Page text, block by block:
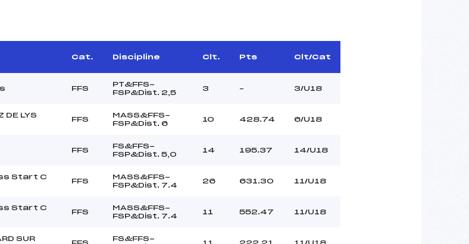
Cat. Discipline Clt. Pts Clt/Cat
FFS
PT&FFS-
FSP&Dist. 2,5
3 – 3/U18
DE LYS
FFS
MASS&FFS-
FSP&Dist. 6
10 428.74 6/U18
FFS
FS&FFS-
FSP&Dist. 5,0
14 195.37 14/U18
Start C
FFS
MASS&FFS-
FSP&Dist. 7.4
26 631.30 11/U18
Start C
FFS
MASS&FFS-
FSP&Dist. 7.4
11 552.47 11/U18
SUR
FFS
FS&FFS-
11 222.21 11/U18